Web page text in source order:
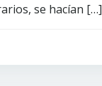
se hacían […]